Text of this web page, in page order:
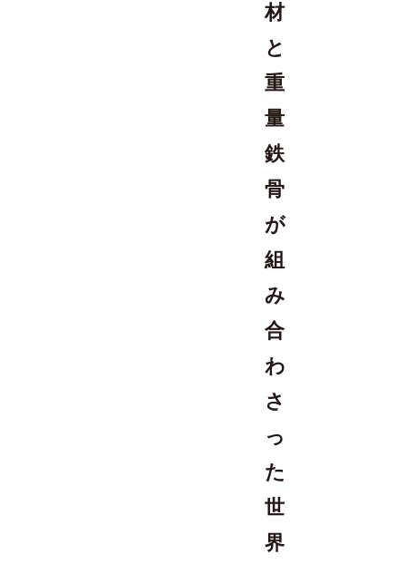
材
と
重
量
鉄
骨
が
組
み
合
わ
さ
っ
た
世
界